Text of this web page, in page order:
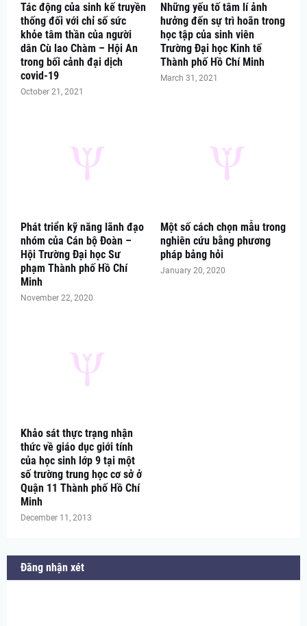
Tác động của sinh kế truyền
thống đối với chỉ số sức
khỏe tâm thần của người
dân Cù lao Chàm – Hội An
trong bối cảnh đại dịch
covid-19
October 21, 2021
Những yếu tố tâm lí ảnh
hưởng đến sự trì hoãn trong
học tập của sinh viên
Trường Đại học Kinh tế
Thành phố Hồ Chí Minh
March 31, 2021
Phát triển kỹ năng lãnh đạo
nhóm của Cán bộ Đoàn –
Hội Trường Đại học Sư
phạm Thành phố Hồ Chí
Minh
November 22, 2020
Một số cách chọn mẫu trong
nghiên cứu bằng phương
pháp bảng hỏi
January 20, 2020
Khảo sát thực trạng nhận
thức về giáo dục giới tính
của học sinh lớp 9 tại một
số trường trung học cơ sở ở
Quận 11 Thành phố Hồ Chí
Minh
December 11, 2013
Đăng nhận xét